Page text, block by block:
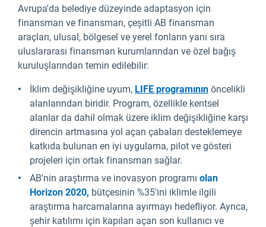
Avrupa'da belediye düzeyinde adaptasyon için
finansman ve finansman, çeşitli AB finansman
araçları, ulusal, bölgesel ve yerel fonların yanı sıra
uluslararası finansman kurumlarından ve özel bağış
kuruluşlarından temin edilebilir:
İklim değişikliğine uyum, LIFE programının öncelikli
alanlarından biridir. Program, özellikle kentsel
alanlar da dahil olmak üzere iklim değişikliğine karşı
direncin artmasına yol açan çabaları desteklemeye
katkıda bulunan en iyi uygulama, pilot ve gösteri
projeleri için ortak finansman sağlar.
AB'nin araştırma ve inovasyon programı olan
Horizon 2020, bütçesinin %35'ini iklimle ilgili
araştırma harcamalarına ayırmayı hedefliyor. Ayrıca,
şehir katılımı için kapıları açan son kullanıcı ve